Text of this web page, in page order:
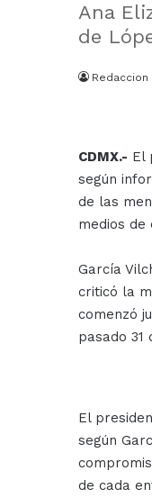
Ana
de
Redaccion
CDMX.- El
según
de las
medios de
García
criticó la
comenzó
pasado 31
El
según
de cada